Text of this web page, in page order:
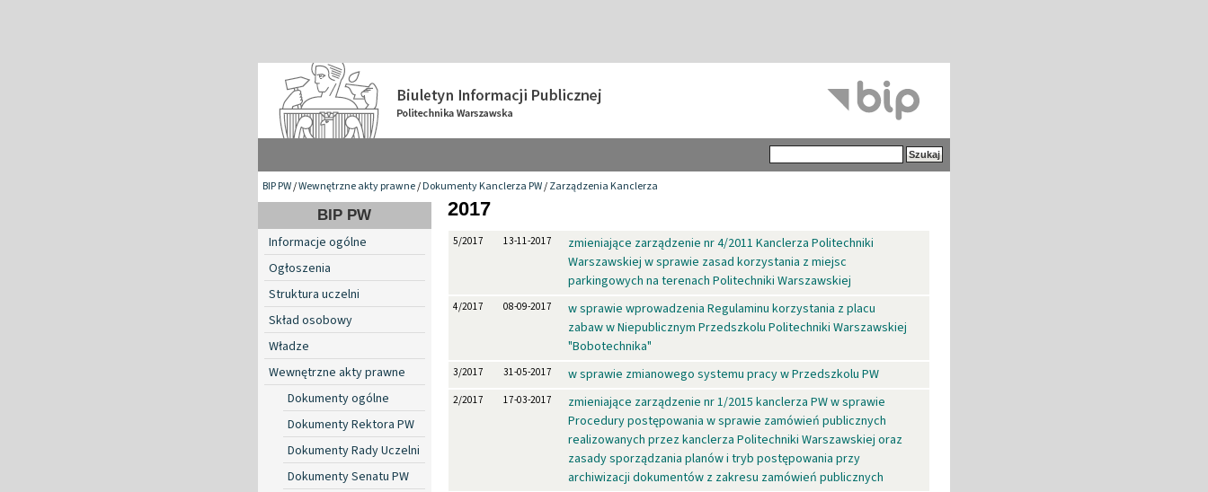
BIP PW/Wewnętrzne akty prawne/Dokumenty Kanclerza PW/Zarządzenia Kanclerza
BIP PW
Informacje ogólne
Ogłoszenia
Struktura uczelni
Skład osobowy
Władze
Wewnętrzne akty prawne
Dokumenty ogólne
Dokumenty Rektora PW
Dokumenty Rady Uczelni
Dokumenty Senatu PW
2017
5/2017 13-11-2017
zmieniające zarządzenie nr 4/2011 Kanclerza Politechniki
Warszawskiej w sprawie zasad korzystania z miejsc
parkingowych na terenach Politechniki Warszawskiej
4/2017 08-09-2017
w sprawie wprowadzenia Regulaminu korzystania z placu
zabaw w Niepublicznym Przedszkolu Politechniki Warszawskiej
"Bobotechnika"
3/2017 31-05-2017 w sprawie zmianowego systemu pracy w Przedszkolu PW
2/2017 17-03-2017
zmieniające zarządzenie nr 1/2015 kanclerza PW w sprawie
Procedury postępowania w sprawie zamówień publicznych
realizowanych przez kanclerza Politechniki Warszawskiej oraz
zasady sporządzania planów i tryb postępowania przy
archiwizacji dokumentów z zakresu zamówień publicznych